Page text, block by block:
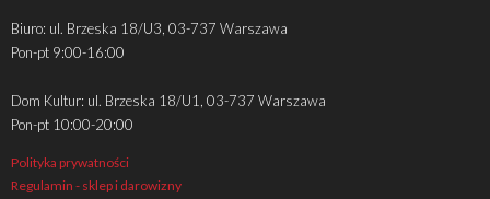
Biuro: ul. Brzeska 18/U3, 03-737 Warszawa
Pon-pt 9:00-16:00
Dom Kultur: ul. Brzeska 18/U1, 03-737 Warszawa
Pon-pt 10:00-20:00
Polityka prywatności
Regulamin - sklep i darowizny